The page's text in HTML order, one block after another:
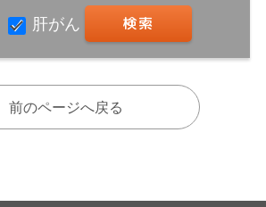
肝がん
前のページへ戻る